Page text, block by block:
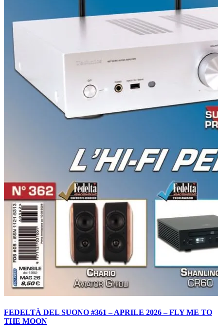
FEDELTÀ DEL SUONO #361 – APRILE 2026 – FLY ME TO
THE MOON